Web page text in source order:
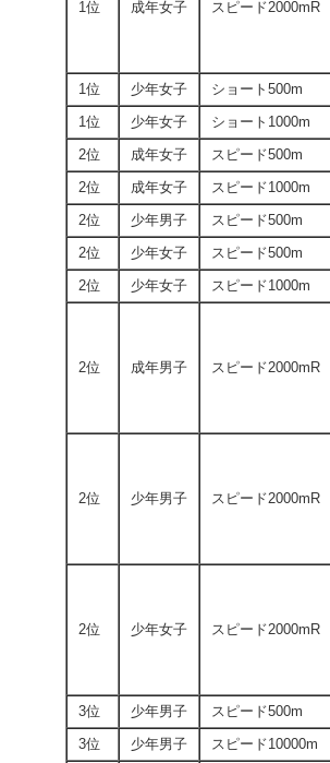
1位 成年女子 スピード2000mR
1位
少年女子 ショート500m
1位
少年女子 ショート1000m
2位
成年女子 スピード500m
2位
成年女子 スピード1000m
2位
少年男子 スピード500m
2位
少年女子 スピード500m
2位
少年女子 スピード1000m
2位 成年男子 スピード2000mR
2位 少年男子 スピード2000mR
2位 少年女子 スピード2000mR
3位
少年男子 スピード500m
3位
少年男子 スピード10000m